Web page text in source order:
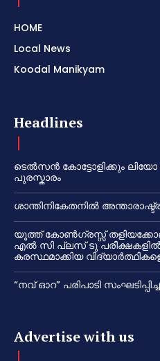
HOME
Local News
Koodal Manikyam
Headlines
ടെൽസൻ കോട്ടോളിക്കും
പുരസ്കാരം
ശാന്തിനികേതനിൽ
യൂത്ത് കോൺഗ്രസ്സ്
എൽ സി പ്ലസ് ടു പരീക്ഷകളിൽ
കരസ്ഥമാക്കിയ
“നവ് ഓറ” പരിപാടി
Advertise with us